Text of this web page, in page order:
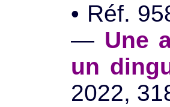
• Réf.
— Une
un
2022,